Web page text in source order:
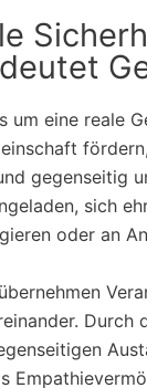
um eine reale
gegenseitig
sich
oder an
Durch